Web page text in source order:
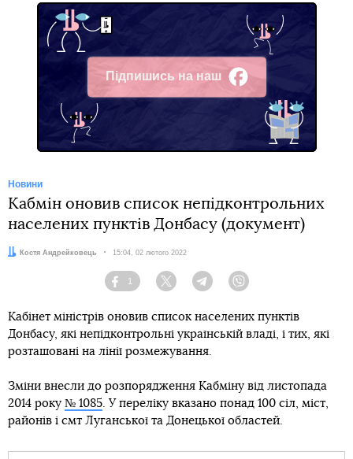
Підпишись на наш
Facebook
Новини
Кабмін оновив список непідконтрольних
населених пунктів Донбасу (документ)
Автор:Костя Андрейковець Дата:
15:04, 02 лютого 2022
Facebook
1
Twitter TelegramViber
Кабінет міністрів оновив список населених пунктів
Донбасу, які непідконтрольні українській владі, і тих, які
розташовані на лінії розмежування.
Зміни внесли до розпорядження Кабміну від листопада
2014 року № 1085 . У переліку вказано понад 100 сіл, міст,
районів і смт Луганської та Донецької областей.